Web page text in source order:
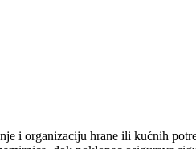
i organizaciju hrane ili kućnih